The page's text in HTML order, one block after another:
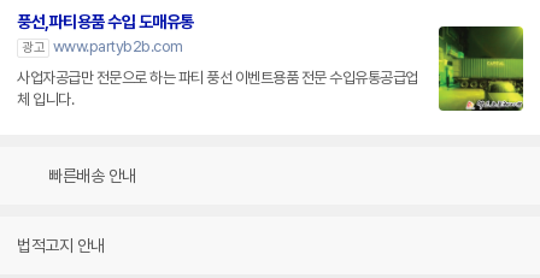
풍선,파티용품 수입 도매유통
광고 www.partyb2b.com
사업자공급만 전문으로 하는 파티 풍선 이벤트용품 전문 수입유통공급업
체 입니다.
빠른배송 안내
법적고지 안내